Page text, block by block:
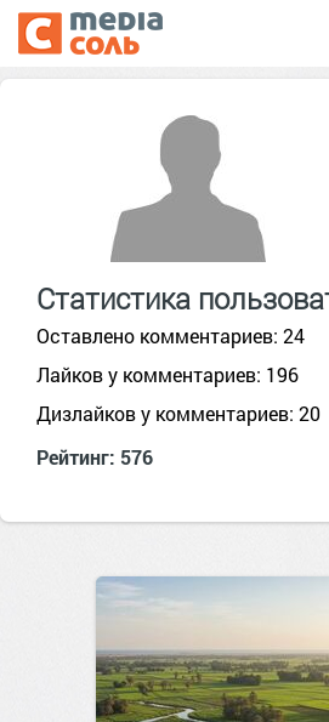
Статистика
Оставлено комментариев: 24
Лайков у комментариев: 196
Дизлайков у комментариев: 20
Рейтинг: 576